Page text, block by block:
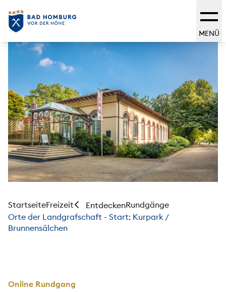
MENÜ
StartseiteFreizeit EntdeckenRundgänge
Orte der Landgrafschaft - Start: Kurpark /
Brunnensälchen
Online Rundgang